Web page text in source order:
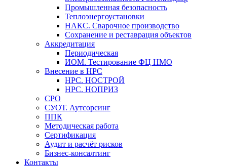
Промышленная безопасность
Теплоэнергоустановки
НАКС. Сварочное производство
Сохранение и реставрация объектов
Аккредитация
Периодическая
ИОМ. Тестирование ФЦ НМО
Внесение в НРС
НРС. НОСТРОЙ
НРС. НОПРИЗ
СРО
СУОТ. Аутсорсинг
ППК
Методическая работа
Сертификация
Аудит и расчёт рисков
Бизнес-консалтинг
Контакты